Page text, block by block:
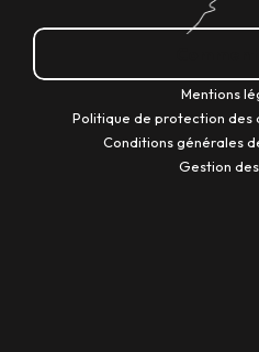
Mentions
Politique de protection des
Conditions générales
Gestion